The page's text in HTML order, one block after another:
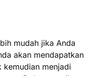
mudah jika Anda
akan mendapatkan
kemudian menjadi